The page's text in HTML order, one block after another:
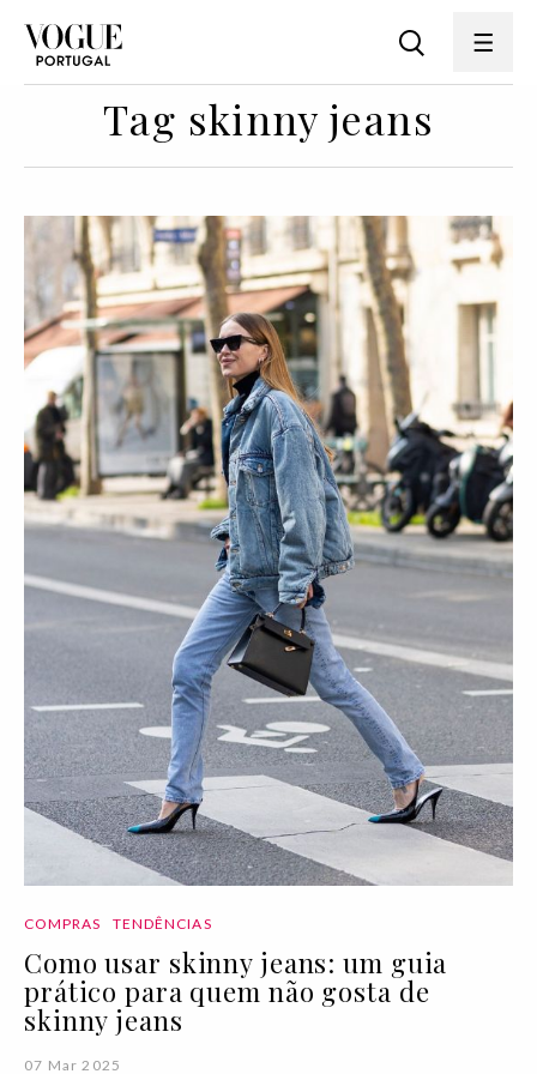
Tag skinny jeans
COMPRAS TENDÊNCIAS
Como usar skinny jeans: um guia
prático para quem não gosta de
skinny jeans
07 Mar 2025